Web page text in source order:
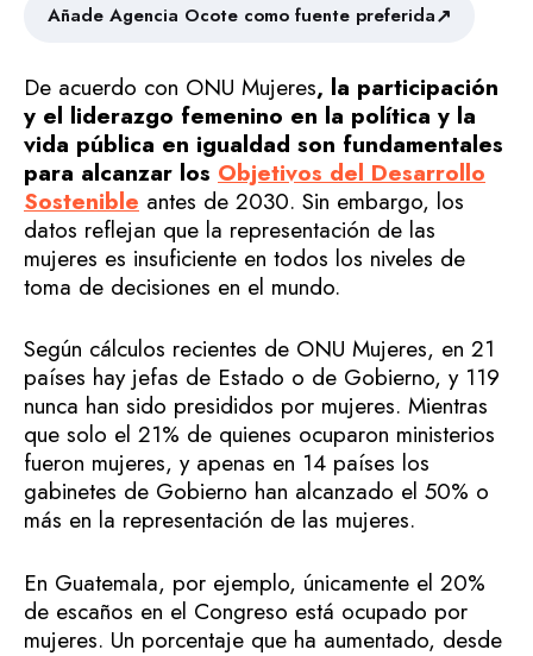
Añade Agencia Ocote como fuente preferida↗
De acuerdo con ONU Mujeres, la participación
y el liderazgo femenino en la política y la
vida pública en igualdad son fundamentales
para alcanzar los Objetivos del Desarrollo
Sostenible antes de 2030. Sin embargo, los
datos reflejan que la representación de las
mujeres es insuficiente en todos los niveles de
toma de decisiones en el mundo.
Según cálculos recientes de ONU Mujeres, en 21
países hay jefas de Estado o de Gobierno, y 119
nunca han sido presididos por mujeres. Mientras
que solo el 21% de quienes ocuparon ministerios
fueron mujeres, y apenas en 14 países los
gabinetes de Gobierno han alcanzado el 50% o
más en la representación de las mujeres.
En Guatemala, por ejemplo, únicamente el 20%
de escaños en el Congreso está ocupado por
mujeres. Un porcentaje que ha aumentado, desde